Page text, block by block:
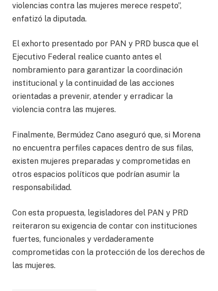
violencias contra las mujeres merece respeto”,
enfatizó la diputada.
El exhorto presentado por PAN y PRD busca que el
Ejecutivo Federal realice cuanto antes el
nombramiento para garantizar la coordinación
institucional y la continuidad de las acciones
orientadas a prevenir, atender y erradicar la
violencia contra las mujeres.
Finalmente, Bermúdez Cano aseguró que, si Morena
no encuentra perfiles capaces dentro de sus filas,
existen mujeres preparadas y comprometidas en
otros espacios políticos que podrían asumir la
responsabilidad.
Con esta propuesta, legisladores del PAN y PRD
reiteraron su exigencia de contar con instituciones
fuertes, funcionales y verdaderamente
comprometidas con la protección de los derechos de
las mujeres.